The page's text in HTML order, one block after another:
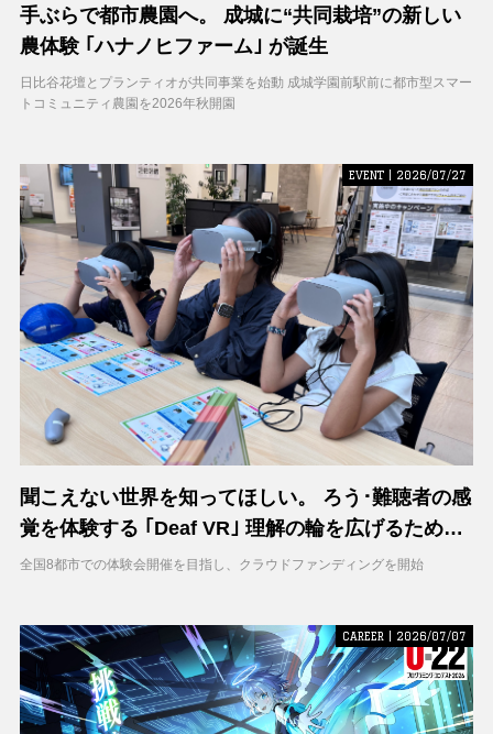
手ぶらで都市農園へ。 成城に“共同栽培”の新しい
農体験 ｢ハナノヒファーム｣ が誕生
日比谷花壇とプランティオが共同事業を始動 成城学園前駅前に都市型スマー
トコミュニティ農園を2026年秋開園
EVENT | 2026/07/27
聞こえない世界を知ってほしい。 ろう･難聴者の感
覚を体験する ｢Deaf VR｣ 理解の輪を広げるため支
援募集を開始
全国8都市での体験会開催を目指し、クラウドファンディングを開始
CAREER | 2026/07/07